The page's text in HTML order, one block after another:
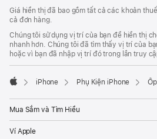
Thích
Chân
Trang
thích
Giá hiển thị đã bao gồm tất cả các khoản
cả đơn hàng.
Chúng tôi sử dụng vị trí của bạn để hiển thị
nhanh hơn. Chúng tôi đã tìm thấy vị trí của
hoặc vì bạn đã nhập vị trí đó trong lần truy
iPhone Phụ Kiện iPhone
Mua Sắm và Tìm Hiểu
Ví Apple